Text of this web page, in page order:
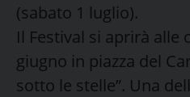
(sabato 1 luglio).
Il Festival si aprirà alle
giugno in piazza del
sotto le stelle”. Una